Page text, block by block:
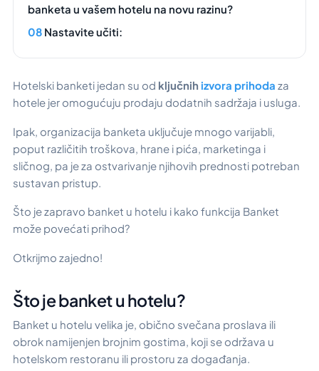
banketa u vašem hotelu na novu razinu?
Nastavite učiti:
Hotelski bankеti jedan su od ključnih izvora prihoda za
hotele jer omogućuju prodaju dodatnih sadržaja i usluga.
Ipak, organizacija banketa uključuje mnogo varijabli,
poput različitih troškova, hrane i pića, marketinga i
sličnog, pa je za ostvarivanje njihovih prednosti potreban
sustavan pristup.
Što je zapravo banket u hotelu i kako funkcija Banket
može povećati prihod?
Otkrijmo zajedno!
Što je banket u hotelu?
Banket u hotelu velika je, obično svečana proslava ili
obrok namijenjen brojnim gostima, koji se održava u
hotelskom restoranu ili prostoru za događanja.